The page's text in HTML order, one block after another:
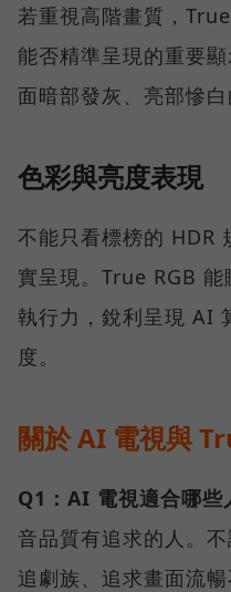
若重視高階畫質，
能否精準呈現的重要
面暗部發灰、亮部慘白
色彩與亮度表現
不能只看標榜的 HDR
實呈現。True RGB
執行力，銳利呈現 AI
度。
關於 AI 電視與
Q1：AI 電視適合哪些
音品質有追求的人。
追劇族、追求畫面流